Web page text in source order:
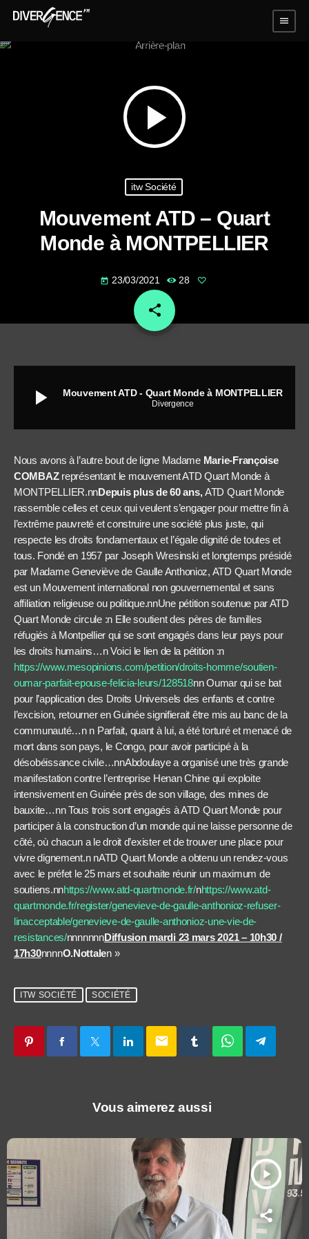
menu
play_arrow
itw Société
Mouvement ATD – Quart
Monde à MONTPELLIER
today 23/03/2021 28
share
email
play_arrow Mouvement ATD - Quart Monde à MONTPELLIER
Divergence
Nous avons à l’autre bout de ligne Madame Marie-Françoise
COMBAZ représentant le mouvement ATD Quart Monde à
MONTPELLIER.nnDepuis plus de 60 ans,ATD Quart Monde
rassemble celles et ceux qui veulent s’engager pour mettre fin à
l’extrême pauvreté et construire une société plus juste, qui
respecte les droits fondamentaux et l’égale dignité de toutes et
tous. Fondé en 1957 par Joseph Wresinski et longtemps présidé
par Madame Geneviève de Gaulle Anthonioz, ATD Quart Monde
est un Mouvement international non gouvernemental et sans
affiliation religieuse ou politique.nnUne pétition soutenue par ATD
Quart Monde circule :n Elle soutient des pères de familles
réfugiés à Montpellier qui se sont engagés dans leur pays pour
les droits humains…n Voici le lien de la pétition :n
https://www.mesopinions.com/petition/droits-homme/soutien-
oumar-parfait-epouse-felicia-leurs/128518nn Oumar qui se bat
pour l’application des Droits Universels des enfants et contre
l’excision, retourner en Guinée signifierait être mis au banc de la
communauté…n n Parfait, quant à lui, a été torturé et menacé de
mort dans son pays, le Congo, pour avoir participé à la
désobéissance civile…nnAbdoulaye a organisé une très grande
manifestation contre l’entreprise Henan Chine qui exploite
intensivement en Guinée près de son village, des mines de
bauxite…nn Tous trois sont engagés à ATD Quart Monde pour
participer à la construction d’un monde qui ne laisse personne de
côté, où chacun a le droit d’exister et de trouver une place pour
vivre dignement.n nATD Quart Monde a obtenu un rendez-vous
avec le préfet le 25 mars et souhaite réunir un maximum de
soutiens.nnhttps://www.atd-quartmonde.fr/nhttps://www.atd-
quartmonde.fr/register/genevieve-de-gaulle-anthonioz-refuser-
linacceptable/genevieve-de-gaulle-anthonioz-une-vie-de-
resistances/nnnnnnnDiffusion mardi 23 mars 2021 – 10h30 /
17h30nnnnO.Nottalen »
ITW SOCIÉTÉ SOCIÉTÉ
email
Vous aimerez aussi
play_arrow